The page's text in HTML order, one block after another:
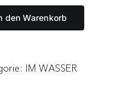
den Warenkorb
IM WASSER